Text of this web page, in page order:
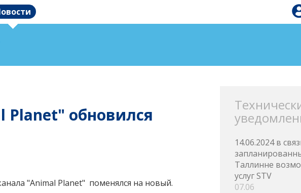
Planet" обновился
"Animal Planet" поменялся на новый.
14.06.2024 в
Таллинне
услуг STV
07.06